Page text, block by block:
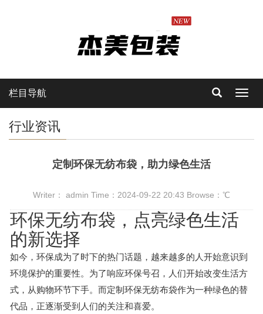
栏目导航
行业资讯
定制环保无纺布袋，助力绿色生活
Writer： admin Time：2024-09-22 20:43 Browse： ℃
环保无纺布袋 ，点亮绿色生活
的新选择
如今，环保成为了时下的热门话题，越来越多的人开始意识到
环境保护的重要性。为了响应环保号召，人们开始改变生活方
式，从购物环节下手。而定制环保无纺布袋作为一种绿色的替
代品，正逐渐受到人们的关注和喜爱。